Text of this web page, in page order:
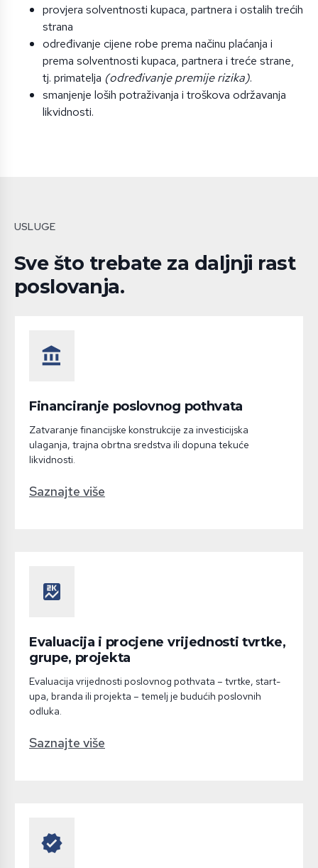
provjera solventnosti kupaca, partnera i ostalih trećih
strana
određivanje cijene robe prema načinu plaćanja i
prema solventnosti kupaca, partnera i treće strane,
tj. primatelja (određivanje premije rizika).
smanjenje loših potraživanja i troškova održavanja
likvidnosti.
USLUGE
Sve što trebate za daljnji rast
poslovanja.
account_balance
Financiranje poslovnog pothvata
Zatvaranje financijske konstrukcije za investicijska
ulaganja, trajna obrtna sredstva ili dopuna tekuće
likvidnosti.
Saznajte više
score
Evaluacija i procjene vrijednosti tvrtke,
grupe, projekta
Evaluacija vrijednosti poslovnog pothvata – tvrtke, start-
upa, branda ili projekta – temelj je budućih poslovnih
odluka.
Saznajte više
verified